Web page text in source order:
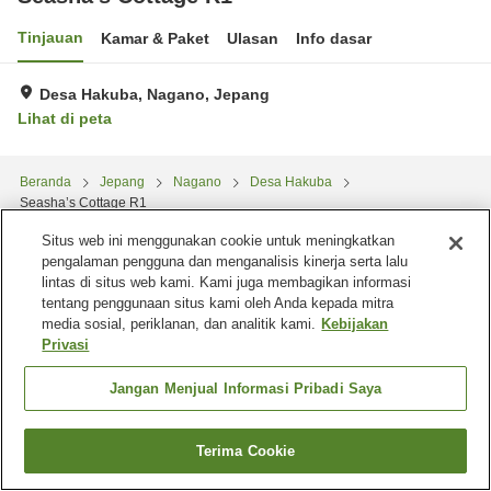
Tinjauan Kamar & Paket Ulasan Info dasar
Desa Hakuba, Nagano, Jepang
Lihat di peta
Beranda Jepang Nagano
Desa Hakuba
Seasha’s Cottage R1
Cari kamar
Situs web ini menggunakan cookie untuk meningkatkan
pengalaman pengguna dan menganalisis kinerja serta lalu
lintas di situs web kami. Kami juga membagikan informasi
tentang penggunaan situs kami oleh Anda kepada mitra
media sosial, periklanan, dan analitik kami. Kebijakan
Privasi
Jangan Menjual Informasi Pribadi Saya
Terima Cookie